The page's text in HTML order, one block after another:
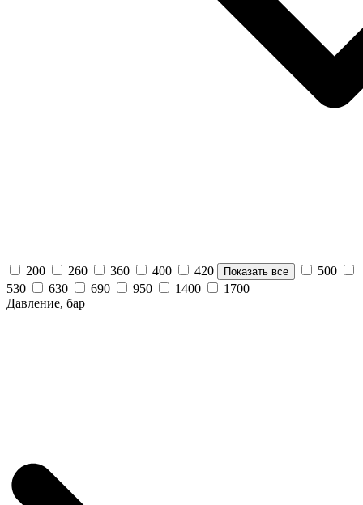
200 260 360 400 420 Показать все
500
530
630 690 950 1400
1700
Давление, бар